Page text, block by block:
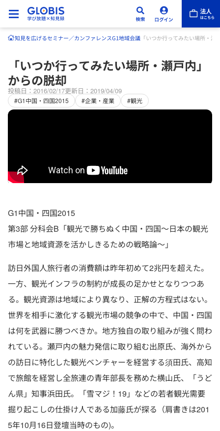
知見を広げるセミナー／カンファレンスG1地域会議 「いつか行ってみたい場所・瀬
「いつか行ってみたい場所・瀬戸内」
からの脱却
投稿日：2016/02/17更新日：2019/04/09
#G1中国・四国2015 #企業・産業 #観光
G1中国・四国2015
第3部 分科会B「観光で勝ちぬく中国・四国～日本の観光
市場と地域資源を活かしきるための戦略論～」
訪日外国人旅行者の消費額は昨年初めて2兆円を超えた。
一方、観光インフラの制約が成長の足かせとなりつつあ
る。観光資源は地域により異なり、正解の方程式はない。
世界を相手に激化する観光市場の競争の中で、中国・四国
は何を武器に勝つべきか。地方独自の取り組みが強く問わ
れている。瀬戸内の魅力発信に取り組む出原氏、海外から
の訪日に特化した観光ベンチャーを経営する須田氏、高知
で旅館を経営し全旅連の青年部長を務めた横山氏、「うど
ん県」知事浜田氏。「雪マジ！19」などの若者観光需要
掘り起こしの仕掛け人である加藤氏が探る（肩書きは201
5年10月16日登壇当時のもの)。